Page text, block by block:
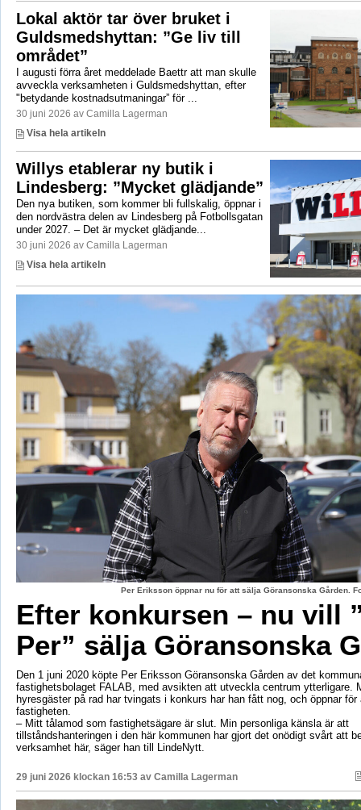
Lokal aktör tar över bruket i
Guldsmedshyttan: ”Ge liv till
området”
I augusti förra året meddelade Baettr att man skulle
avveckla verksamheten i Guldsmedshyttan, efter
"betydande kostnadsutmaningar” för ...
30 juni 2026 av Camilla Lagerman
Visa hela artikeln
Willys etablerar ny butik i
Lindesberg: ”Mycket glädjande”
Den nya butiken, som kommer bli fullskalig, öppnar i
den nordvästra delen av Lindesberg på Fotbollsgatan
under 2027. – Det är mycket glädjande...
30 juni 2026 av Camilla Lagerman
Visa hela artikeln
Per Eriksson öppnar nu för att sälja Göransonska Gården.
Efter konkursen – nu vill
Per” sälja Göransonska
Den 1 juni 2020 köpte Per Eriksson Göransonska Gården av det
fastighetsbolaget FALAB, med avsikten att utveckla centrum ytterligare.
hyresgäster på rad har tvingats i konkurs har han fått nog, och öppnar för
fastigheten.
– Mitt tålamod som fastighetsägare är slut. Min personliga känsla är att
tillståndshanteringen i den här kommunen har gjort det onödigt svårt att
verksamhet här, säger han till LindeNytt.
29 juni 2026 klockan 16:53 av Camilla Lagerman